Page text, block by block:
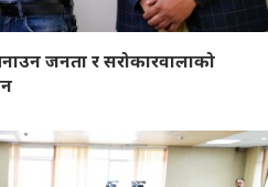
जनता र सरोकारवालाको